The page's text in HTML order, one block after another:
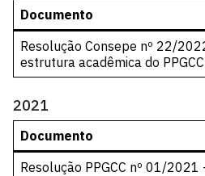
Documento
Resolução Consepe nº 22/
estrutura acadêmica do PPGCC
2021
Documento
Resolução PPGCC nº 01/